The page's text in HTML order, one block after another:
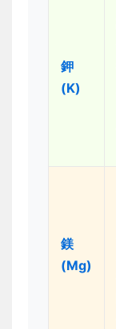
鉀
(K)
鎂
(Mg)